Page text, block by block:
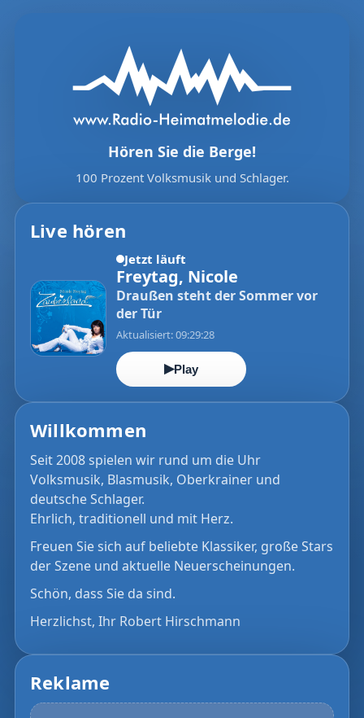
Hören Sie die Berge!
100 Prozent Volksmusik und Schlager.
Live hören
Jetzt läuft
Freytag, Nicole
Draußen steht der Sommer vor
der Tür
Aktualisiert: 09:29:28
▶Play
Willkommen
Seit 2008 spielen wir rund um die Uhr
Volksmusik, Blasmusik, Oberkrainer und
deutsche Schlager.
Ehrlich, traditionell und mit Herz.
Freuen Sie sich auf beliebte Klassiker, große Stars
der Szene und aktuelle Neuerscheinungen.
Schön, dass Sie da sind.
Herzlichst, Ihr Robert Hirschmann
Reklame